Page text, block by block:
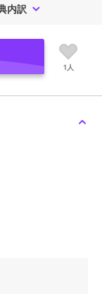
内訳
1人